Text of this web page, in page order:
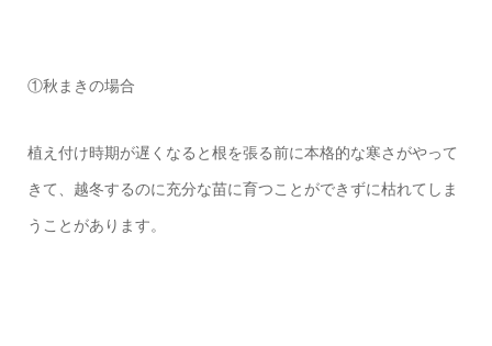
①秋まきの場合
植え付け時期が遅くなると根を張る前に本格的な寒さがやって
きて、越冬するのに充分な苗に育つことができずに枯れてしま
うことがあります。